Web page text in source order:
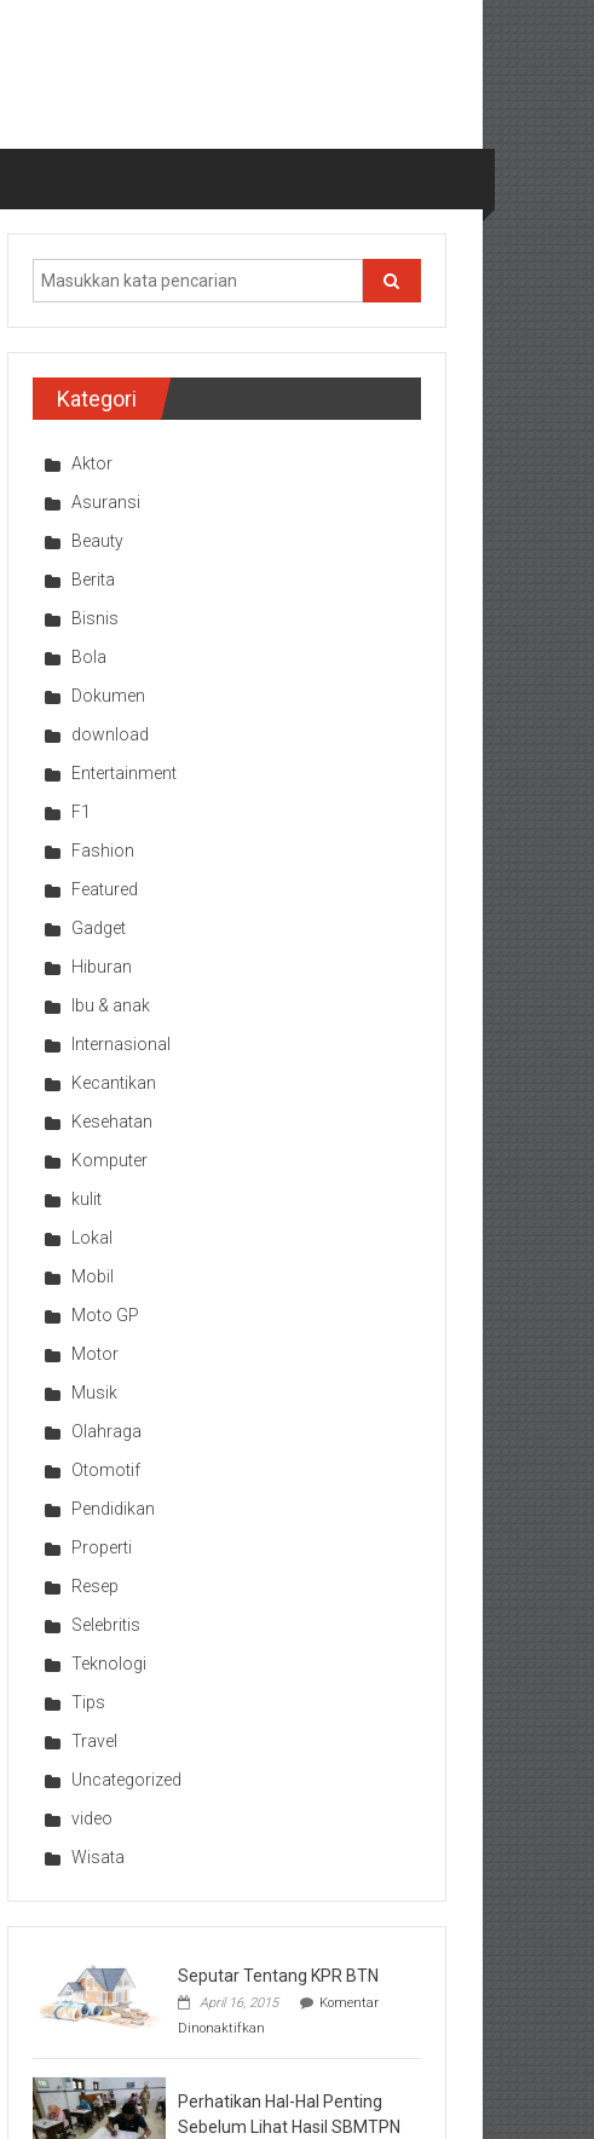
Kategori
Aktor
Asuransi
Beauty
Berita
Bisnis
Bola
Dokumen
download
Entertainment
F1
Fashion
Featured
Gadget
Hiburan
Ibu & anak
Internasional
Kecantikan
Kesehatan
Komputer
kulit
Lokal
Mobil
Moto GP
Motor
Musik
Olahraga
Otomotif
Pendidikan
Properti
Resep
Selebritis
Teknologi
Tips
Travel
Uncategorized
video
Wisata
Seputar Tentang KPR BTN
April 16, 2015
Komentar
Dinonaktifkan
Tentang
BTN
Perhatikan Hal-Hal Penting
Sebelum Lihat Hasil SBMTPN